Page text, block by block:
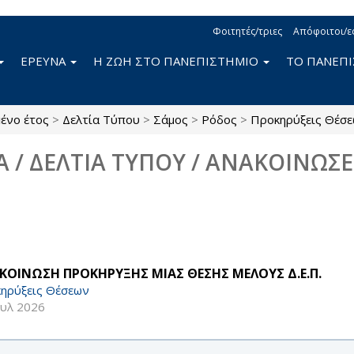
Φοιτητές/τριες Απόφοιτοι/
ΕΡΕΥΝΑ Η ΖΩΗ ΣΤΟ ΠΑΝΕΠΙΣΤΗΜΙΟ ΤΟ
έτος > Δελτία Τύπου > Σάμος > Ρόδος > Προκηρύξεις
/ ΔΕΛΤΙΑ ΤΥΠΟΥ /
ΠΡΟΚΗΡΥΞΗΣ ΜΙΑΣ ΘΕΣΗΣ ΜΕΛΟΥΣ Δ.Ε.Π.
Θέσεων
2026